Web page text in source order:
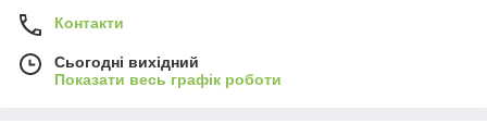
Контакти
Сьогодні вихідний
Показати весь графік роботи